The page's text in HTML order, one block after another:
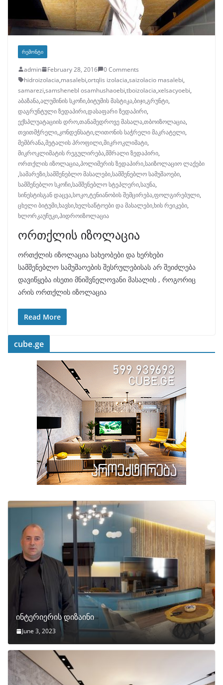
ᲠᲔᲛᲝᲜᲢᲘ
admin February 28, 2016
0 Comments
hidroizolacia,masalebi,ortqlis izolacia,saizolacio masalebi,
samarezi,samshenebl osamhushaoebi,tboizolacia,xelsacyoebi,
აბაზანა,ალუმინის სკოჩი,ბიტუმის მასტიკა,ბიჯი,გრუნტი,
დაგრუნტული ზედაპირი,დასაფარი ზედაპირი,
ექსპლუატაციის დრო,თანამედროვე მასალა,თბოიზოლაცია,
თვითმჭრელი,კონდენსატი,ლითონის საჭრელი მაკრატელი,
მემბრანა,მეტალის პროფილი,მიკროკლიმატი,
მიკროკლიმატის რეგულირება,მშრალი ზედაპირი,
ორთქლის იზოლაცია,პოლიმერის ზედაპირი,საიზოლაციო ლაქები
,სამარეზი,სამშენებლო მასალები,სამშენებლო სამუშაოები,
სამშენებლო სკოჩი,სამშენებლო სტეპლერი,საუნა,
სინესტისგან დაცვა,სოკო,ტენიანობის შემცირება,ფოლგირებული,
ცხელი ბიტუმი,ხავსი,ხელსაწტოები და მასალები,ხის რეიკები,
ხლორკაუჩუკი,ჰიდროიზოლაცია
ორთქლის იზოლაცია
ორთქლის იზოლაცია სახეობები და ხერხები
სამშენებლო სამუშაოების შესრულებისას არ შეიძლება
დავიწყება ისეთი მნიშვნელოვანი მასალის , როგორიც
არის ორთქლის იზოლაცია
Read More
cube.ge
ინტერიერის დიზაინი
June 3, 2023